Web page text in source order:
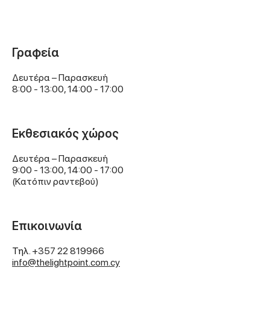
Γραφεία
Δευτέρα – Παρασκευή
8:00 - 13:00, 14:00 - 17:00
Εκθεσιακός χώρος
Δευτέρα – Παρασκευή
9:00 - 13:00, 14:00 - 17:00
(Kατόπιν ραντεβού)
Επικοινωνία
Τηλ. +357 22 819966
info@thelightpoint.com.cy